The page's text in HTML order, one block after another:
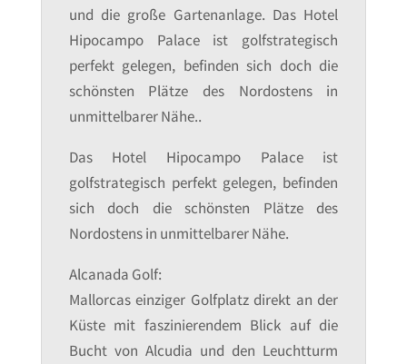
und die große Gartenanlage. Das Hotel
Hipocampo Palace ist golfstrategisch
perfekt gelegen, befinden sich doch die
schönsten Plätze des Nordostens in
unmittelbarer Nähe..
Das Hotel Hipocampo Palace ist
golfstrategisch perfekt gelegen, befinden
sich doch die schönsten Plätze des
Nordostens in unmittelbarer Nähe.
Alcanada Golf:
Mallorcas einziger Golfplatz direkt an der
Küste mit faszinierendem Blick auf die
Bucht von Alcudia und den Leuchtturm